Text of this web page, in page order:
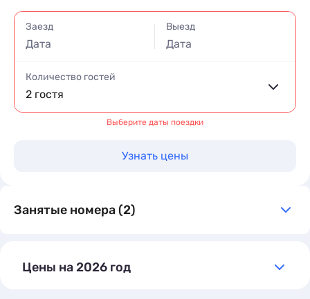
Заезд
Дата
Выезд
Дата
Количество гостей
2 гостя
Выберите даты поездки
Узнать цены
Занятые номера (2)
Цены на 2026 год